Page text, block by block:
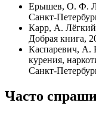
Ерышев, О. Ф.
Санкт-
Карр, А.
Добрая книга,
Каспаревич, А.
курения,
Санкт-
Часто